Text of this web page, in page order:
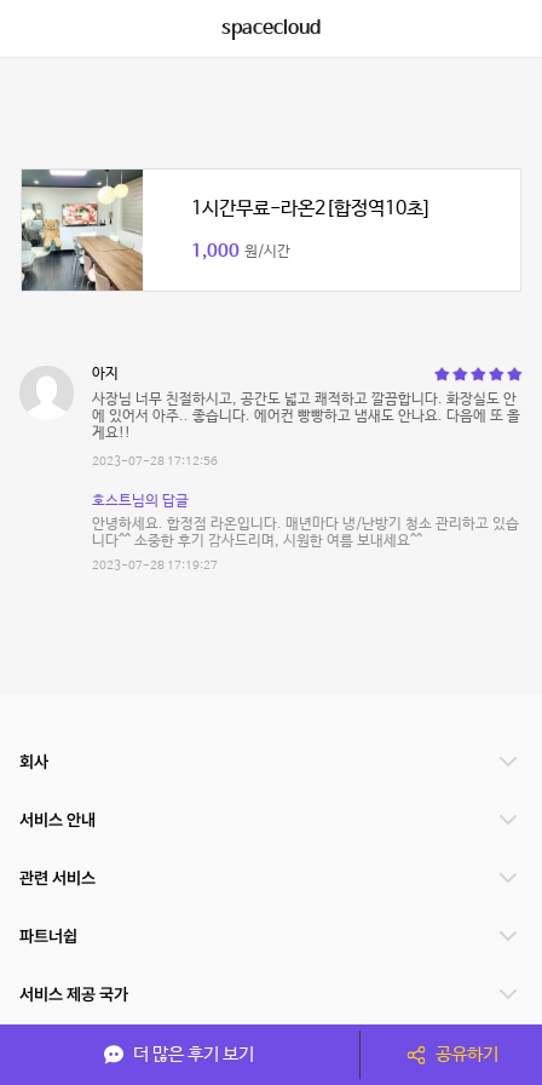
spacecloud
1시간무료-라온2[합정역10초]
1,000 원/시간
아지
사장님 너무 친절하시고, 공간도 넓고 쾌적하고 깔끔합니다. 화장실도 안
에 있어서 아주.. 좋습니다. 에어컨 빵빵하고 냄새도 안나요. 다음에 또 올
게요!!
2023-07-28 17:12:56
호스트님의 답글
안녕하세요. 합정점 라온입니다. 매년마다 냉/난방기 청소 관리하고 있습
니다^^ 소중한 후기 감사드리며, 시원한 여름 보내세요^^
2023-07-28 17:19:27
더 많은 후기 보기 공유하기
회사
서비스 안내
관련 서비스
파트너쉽
서비스 제공 국가